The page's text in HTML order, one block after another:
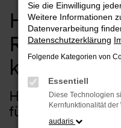
Hyundai
Rosenheim
kaufen
Hyundai
für Rosenheim
Sie die Einwilligung
Weitere Informationen
Datenverarbeitung
Datenschutzerklärung
Folgende Kategorien von
Essentiell
Diese Technologien
Kernfunktionalität
audaris